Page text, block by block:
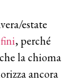
estate
fini, perché
la chioma
ancora